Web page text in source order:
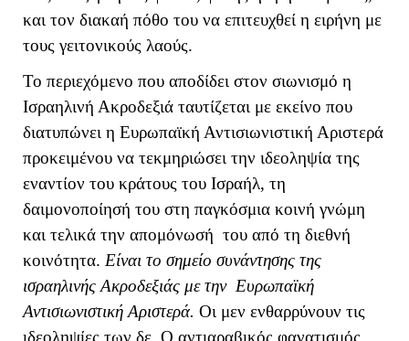
και τον διακαή πόθο του να επιτευχθεί η ειρήνη με
τους γειτονικούς λαούς.
Το περιεχόμενο που αποδίδει στον σιωνισμό η
Ισραηλινή Ακροδεξιά ταυτίζεται με εκείνο που
διατυπώνει η Ευρωπαϊκή Αντισιωνιστική Αριστερά
προκειμένου να τεκμηριώσει την ιδεοληψία της
εναντίον του κράτους του Ισραήλ, τη
δαιμονοποίησή του στη παγκόσμια κοινή γνώμη
και τελικά την απομόνωσή του από τη διεθνή
κοινότητα. Είναι το σημείο συνάντησης της
ισραηλινής Ακροδεξιάς με την Ευρωπαϊκή
Αντισιωνιστική Αριστερά. Οι μεν ενθαρρύνουν τις
ιδεοληψίες των δε. Ο αντιαραβικός φανατισμός